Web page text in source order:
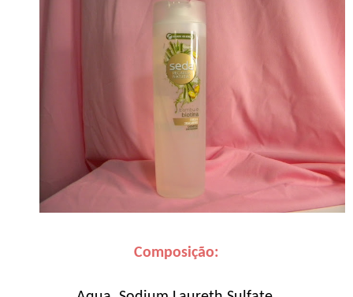
Composição: